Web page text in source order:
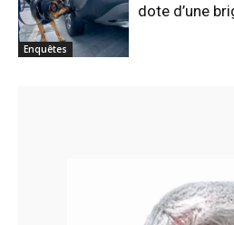
Enquêtes
dote d’une